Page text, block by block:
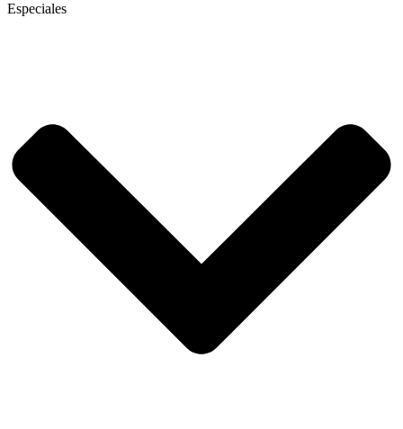
Especiales